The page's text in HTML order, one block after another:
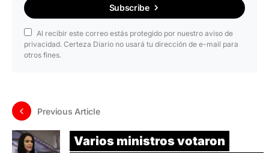
Subscribe
Al recibir este correo estás protegido por nuestro aviso de
privacidad. Certeza Diario no usará tu dirección de e-mail para
otros fines.
Previous Article
Varios ministros votaron